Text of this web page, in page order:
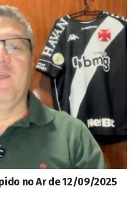
no Ar de 12/09/2025